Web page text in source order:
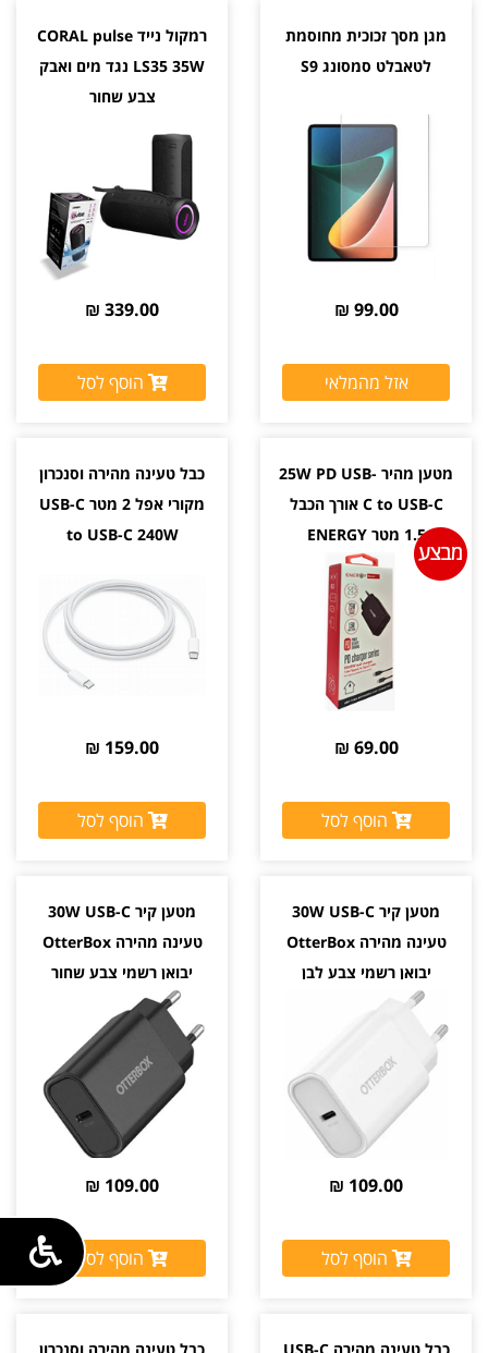
מגן מסך זכוכית מחוסמת
לטאבלט סמסונג S9
99.00 ₪
אזל מהמלאי
רמקול נייד CORAL pulse
LS35 35W נגד מים ואבק
צבע שחור
339.00 ₪
הוסף לסל
מטען מהיר 25W PD USB-
C to USB-C אורך הכבל
1.5 מטר ENERGY
69.00 ₪
הוסף לסל
כבל טעינה מהירה וסנכרון
מקורי אפל 2 מטר USB-C
to USB-C 240W
159.00 ₪
הוסף לסל
מטען קיר 30W USB-C
טעינה מהירה OtterBox
יבואן רשמי צבע לבן
109.00 ₪
הוסף לסל
מטען קיר 30W USB-C
טעינה מהירה OtterBox
יבואן רשמי צבע שחור
109.00 ₪
הוסף לסל